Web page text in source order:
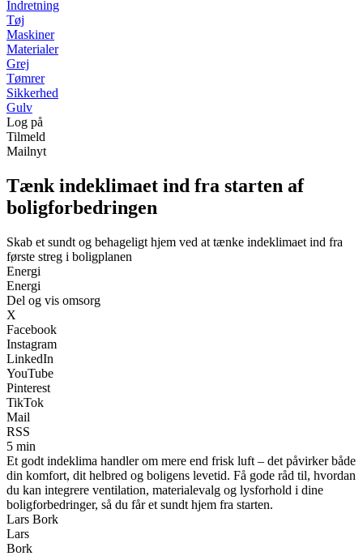
Indretning
Tøj
Maskiner
Materialer
Grej
Tømrer
Sikkerhed
Gulv
Log på
Tilmeld
Mailnyt
Tænk indeklimaet ind fra starten af
boligforbedringen
Skab et sundt og behageligt hjem ved at tænke indeklimaet ind fra
første streg i boligplanen
Energi
Energi
Del og vis omsorg
X
Facebook
Instagram
LinkedIn
YouTube
Pinterest
TikTok
Mail
RSS
5 min
Et godt indeklima handler om mere end frisk luft – det påvirker både
din komfort, dit helbred og boligens levetid. Få gode råd til, hvordan
du kan integrere ventilation, materialevalg og lysforhold i dine
boligforbedringer, så du får et sundt hjem fra starten.
Lars Bork
Lars
Bork